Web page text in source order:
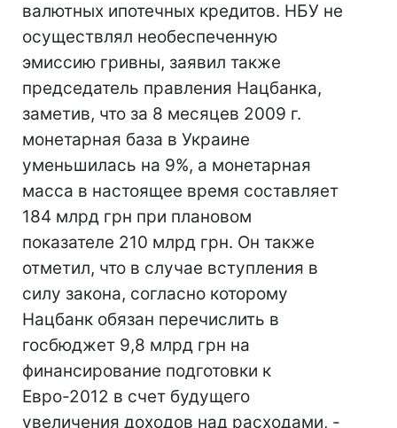
валютных ипотечных кредитов. НБУ не
осуществлял необеспеченную
эмиссию гривны, заявил также
председатель правления Нацбанка,
заметив, что за 8 месяцев 2009 г.
монетарная база в Украине
уменьшилась на 9%, а монетарная
масса в настоящее время составляет
184 млрд грн при плановом
показателе 210 млрд грн. Он также
отметил, что в случае вступления в
силу закона, согласно которому
Нацбанк обязан перечислить в
госбюджет 9,8 млрд грн на
финансирование подготовки к
Евро-2012 в счет будущего
увеличения доходов над расходами, -